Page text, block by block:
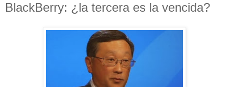
BlackBerry: ¿la tercera es la vencida?